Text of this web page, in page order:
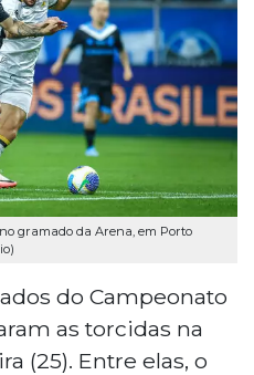
gramado da Arena, em Porto
do Campeonato
as torcidas na
(25). Entre elas, o